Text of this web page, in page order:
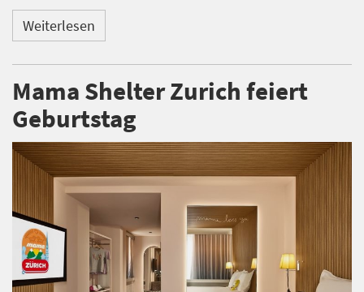
Weiterlesen
Mama Shelter Zurich feiert
Geburtstag